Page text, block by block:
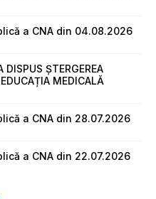
a CNA din 04.08.2026
ȘTERGEREA
MEDICALĂ
a CNA din 28.07.2026
a CNA din 22.07.2026